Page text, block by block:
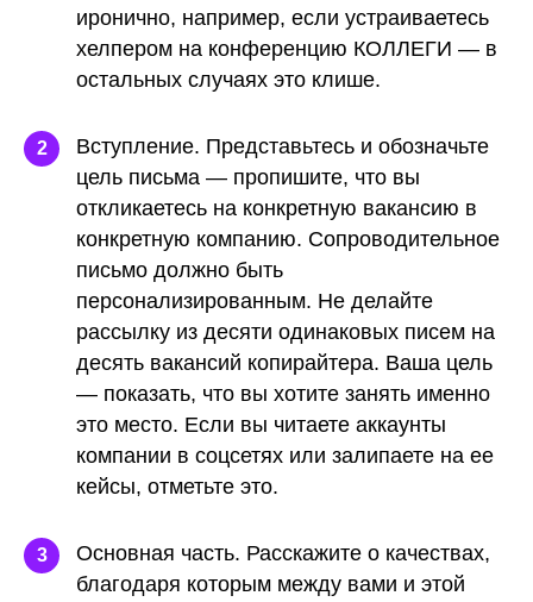
иронично, например, если устраиваетесь
хелпером на конференцию КОЛЛЕГИ — в
остальных случаях это клише.
2 Вступление. Представьтесь и обозначьте
цель письма — пропишите, что вы
откликаетесь на конкретную вакансию в
конкретную компанию. Сопроводительное
письмо должно быть
персонализированным. Не делайте
рассылку из десяти одинаковых писем на
десять вакансий копирайтера. Ваша цель
— показать, что вы хотите занять именно
это место. Если вы читаете аккаунты
компании в соцсетях или залипаете на ее
кейсы, отметьте это.
3 Основная часть. Расскажите о качествах,
благодаря которым между вами и этой